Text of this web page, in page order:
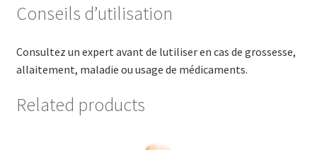
Conseils d’utilisation
Consultez un expert avant de lutiliser en cas de grossesse,
allaitement, maladie ou usage de médicaments.
Related products